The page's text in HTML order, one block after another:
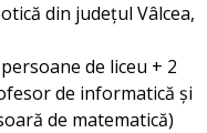
din județul Vâlcea,
de liceu + 2
de informatică și
de matematică)